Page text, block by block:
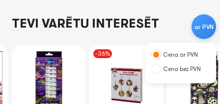
TEVI VARĒTU INTERESĒT
-36%
ar PVN
Cena ar PVN
Cena bez PVN